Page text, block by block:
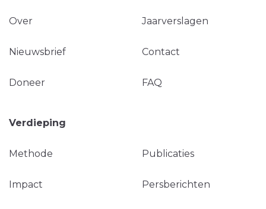
Over Jaarverslagen
Nieuwsbrief Contact
Doneer FAQ
Verdieping
Methode Publicaties
Impact Persberichten